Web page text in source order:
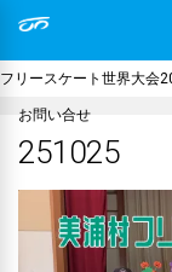
フリースケート世界大会
お問い合せ
251025